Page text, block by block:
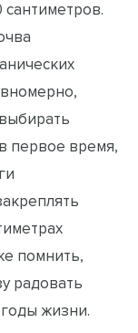
первое время,
помнить,
радовать
жизни.